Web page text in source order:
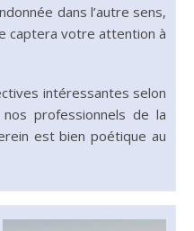
dans l’autre sens,
captera votre atten­tion à
intéres­santes selon
pro­fes­sion­nels de la
estbien poé­tiqueau